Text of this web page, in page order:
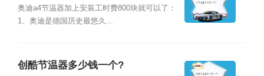
奥迪a4节温器加上安装工时费800块就可以了：
1、奥迪是德国历史最悠久...
创酷节温器多少钱一个?